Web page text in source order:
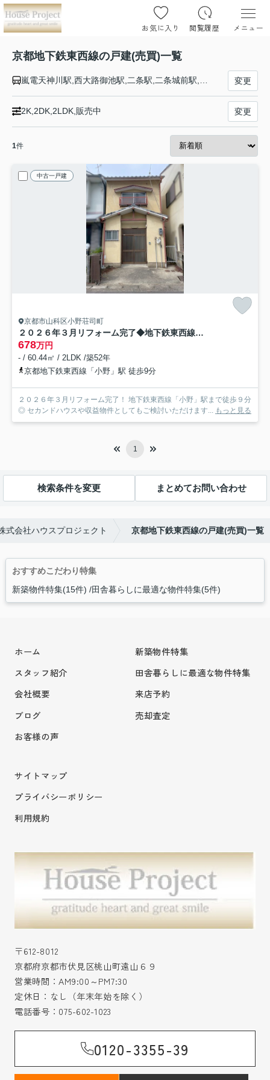
お気に入り 閲覧履歴 メニュー
京都地下鉄東西線の戸建(売買)一覧
嵐電天神川駅,西大路御池駅,二条駅,二条城前駅,烏丸御池駅,京都市役所前駅,三条駅,東山駅,蹴上駅,御陵駅,山科駅,東野駅,椥辻駅,小野駅,醍醐駅,石田駅,六地蔵駅 変更
2K,2DK,2LDK,販売中 変更
1件
中古一戸建
京都市山科区小野荘司町
２０２６年３月リフォーム完了◆地下鉄東西線「小野」駅徒歩９分◆山科区小野荘司町
678万円
- / 60.44㎡ / 2LDK /築52年
京都地下鉄東西線「小野」駅 徒歩9分
２０２６年３月リフォーム完了！ 地下鉄東西線「小野」駅まで徒歩９分
◎ セカンドハウスや収益物件としてもご検討いただけます...
もっと見る
1
検索条件を変更 まとめてお問い合わせ
式会社ハウスプロジェクト 京都地下鉄東西線の戸建(売買)一覧
おすすめこだわり特集
新築物件特集(15件) 田舎暮らしに最適な物件特集(5件)
ホーム
スタッフ紹介
会社概要
ブログ
お客様の声
新築物件特集
田舎暮らしに最適な物件特集
来店予約
売却査定
サイトマップ
プライバシーポリシー
利用規約
〒612-8012
京都府京都市伏見区桃山町遠山６９
営業時間：AM9:00～PM7:30
定休日：なし（年末年始を除く）
電話番号： 075-602-1023
0120-3355-39